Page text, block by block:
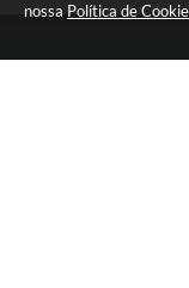
nossa Política de